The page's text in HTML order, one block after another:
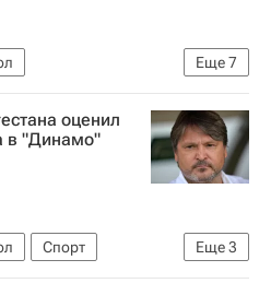
Еще7
Газизов
России по футболу)
оценил
в "Динамо"
Еще3
Спорт